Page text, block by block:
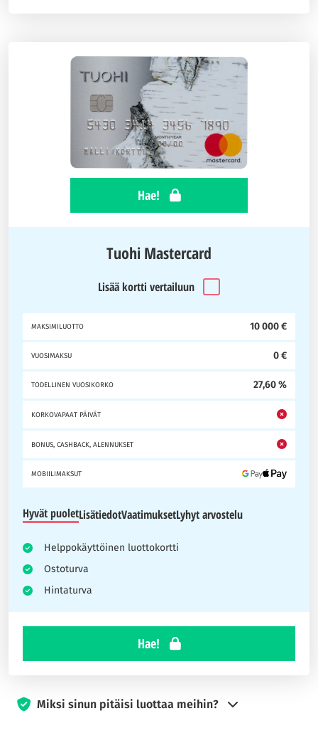
Hae!
Tuohi Mastercard
Lisää kortti vertailuun
MAKSIMILUOTTO 10 000 €
VUOSIMAKSU 0 €
TODELLINEN VUOSIKORKO 27,60 %
KORKOVAPAAT PÄIVÄT
BONUS, CASHBACK, ALENNUKSET
MOBIILIMAKSUT
Hyvät puoletLisätiedotVaatimuksetLyhyt arvostelu
Helppokäyttöinen luottokortti
Ostoturva
Hintaturva
Hae!
Miksi sinun pitäisi luottaa meihin?